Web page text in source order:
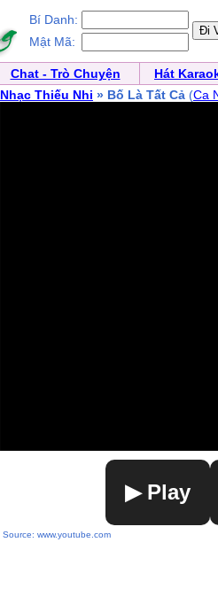
Bí Danh:
Mật Mã:
Chat - Trò Chuyện
Hát
Nhạc Thiếu Nhi » Bố Là Tất Cả (Ca
▶ Play
Source: www.youtube.com